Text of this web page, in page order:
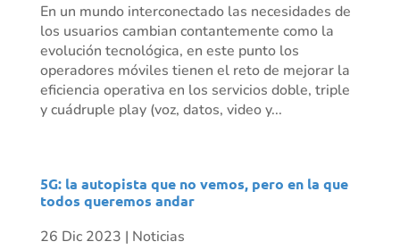
En un mundo interconectado las necesidades de
los usuarios cambian contantemente como la
evolución tecnológica, en este punto los
operadores móviles tienen el reto de mejorar la
eficiencia operativa en los servicios doble, triple
y cuádruple play (voz, datos, video y...
5G: la autopista que no vemos, pero en la que
todos queremos andar
26 Dic 2023 | Noticias